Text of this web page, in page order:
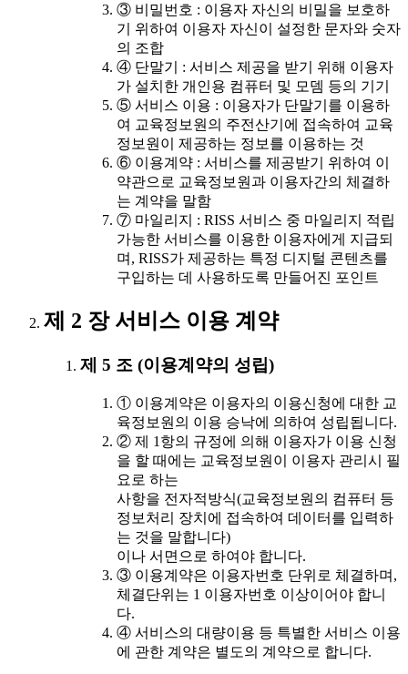
③ 비밀번호 : 이용자 자신의 비밀을 보호하
기 위하여 이용자 자신이 설정한 문자와 숫자
의 조합
④ 단말기 : 서비스 제공을 받기 위해 이용자
가 설치한 개인용 컴퓨터 및 모뎀 등의 기기
⑤ 서비스 이용 : 이용자가 단말기를 이용하
여 교육정보원의 주전산기에 접속하여 교육
정보원이 제공하는 정보를 이용하는 것
⑥ 이용계약 : 서비스를 제공받기 위하여 이
약관으로 교육정보원과 이용자간의 체결하
는 계약을 말함
⑦ 마일리지 : RISS 서비스 중 마일리지 적립
가능한 서비스를 이용한 이용자에게 지급되
며, RISS가 제공하는 특정 디지털 콘텐츠를
구입하는 데 사용하도록 만들어진 포인트
제 2 장 서비스 이용 계약
제 5 조 (이용계약의 성립)
① 이용계약은 이용자의 이용신청에 대한 교
육정보원의 이용 승낙에 의하여 성립됩니다.
② 제 1항의 규정에 의해 이용자가 이용 신청
을 할 때에는 교육정보원이 이용자 관리시 필
요로 하는
사항을 전자적방식(교육정보원의 컴퓨터 등
정보처리 장치에 접속하여 데이터를 입력하
는 것을 말합니다)
이나 서면으로 하여야 합니다.
③ 이용계약은 이용자번호 단위로 체결하며,
체결단위는 1 이용자번호 이상이어야 합니
다.
④ 서비스의 대량이용 등 특별한 서비스 이용
에 관한 계약은 별도의 계약으로 합니다.